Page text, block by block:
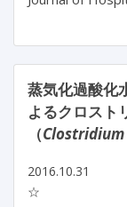
蒸気化過酸化
よるクロスト
（
2016.10.31
☆